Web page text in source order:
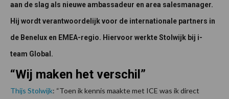
aan de slag als nieuwe ambassadeur en area salesmanager.
Hij wordt verantwoordelijk voor de internationale partners in
de Benelux en EMEA-regio. Hiervoor werkte Stolwijk bij i-
team Global.
“Wij maken het verschil”
Thijs Stolwijk: “Toen ik kennis maakte met ICE was ik direct